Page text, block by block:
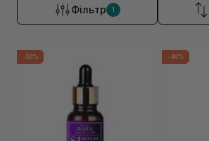
Фільтр 1
-30% -40%